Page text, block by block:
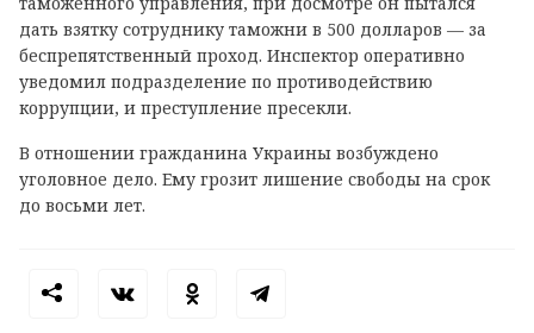
дать взятку сотруднику таможни в 500 долларов — за
беспрепятственный проход. Инспектор оперативно
уведомил подразделение по противодействию
коррупции, и преступление пресекли.
В отношении гражданина Украины возбуждено
уголовное дело. Ему грозит лишение свободы на срок
до восьми лет.